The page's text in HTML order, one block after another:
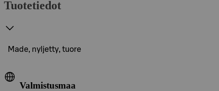
Tuotetiedot
Made, nyljetty, tuore
Valmistusmaa